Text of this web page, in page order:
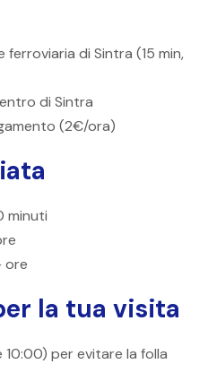
di Sintra (15 min,
di Sintra
(2€/ora)
minuti
ore
la tua visita
per evitare la folla